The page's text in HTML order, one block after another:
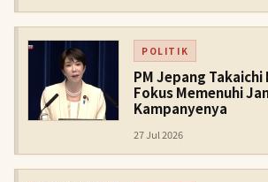
POLITIK
PM Jepang
Fokus Memenuhi
Kampanyenya
27 Jul 2026